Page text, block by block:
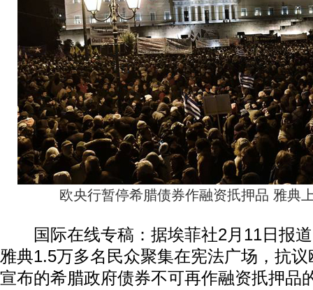
欧央行暂停希腊债券作融资扺押品 雅典
国际在线专稿：据埃菲社2月11日报道
雅典1.5万多名民众聚集在宪法广场，抗
宣布的希腊政府债券不可再作融资扺押品